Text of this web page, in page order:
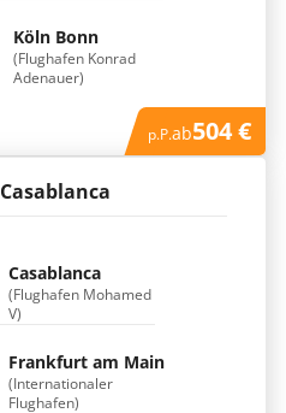
Köln Bonn
(Flughafen Konrad
Adenauer)
p.P.ab504 €
Casablanca
Casablanca
(Flughafen Mohamed
V)
Frankfurt am Main
(Internationaler
Flughafen)